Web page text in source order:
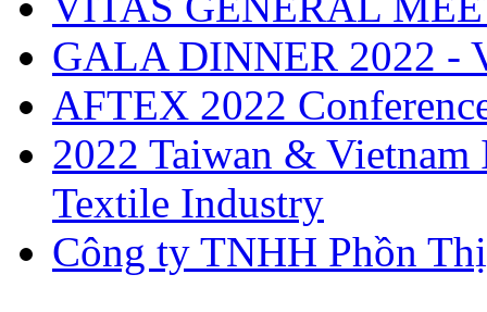
GALA DINNER 2022 -
AFTEX 2022
2022 Taiwan &
Textile Industry
Công ty TNHH Phồn